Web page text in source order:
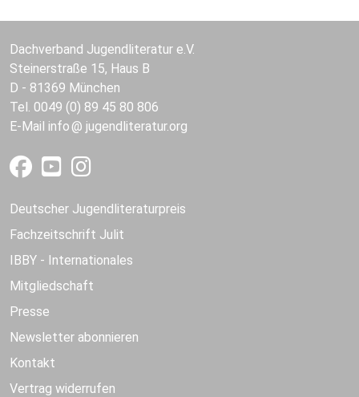
Dachverband Jugendliteratur e.V.
Steinerstraße 15, Haus B
D - 81369 München
Tel. 0049 (0) 89 45 80 806
E-Mail info jugendliteratur.org
Deutscher Jugendliteraturpreis
Fachzeitschrift Julit
IBBY - Internationales
Mitgliedschaft
Presse
Newsletter abonnieren
Kontakt
Vertrag widerrufen